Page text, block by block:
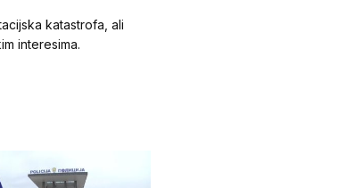
katastrofa, ali
interesima.